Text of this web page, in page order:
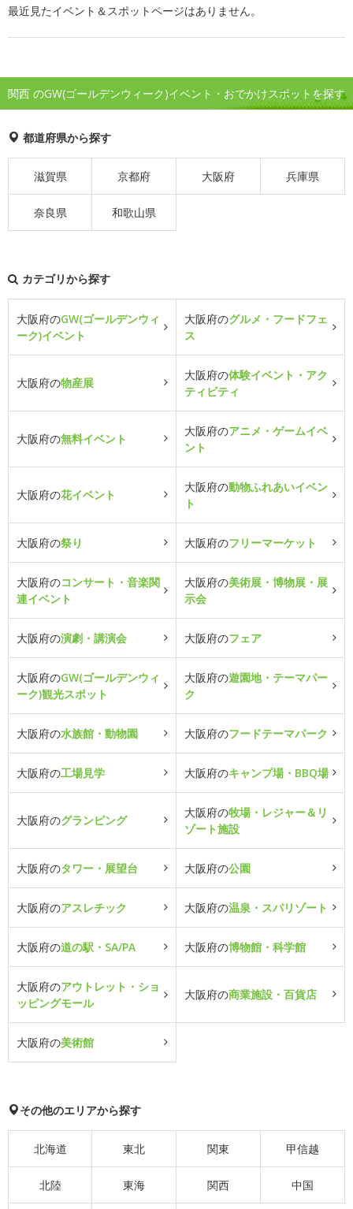
最近見たイベント＆スポットページはありません。
関西 のGW(ゴールデンウィーク)イベント・おでかけスポットを探す
都道府県から探す
滋賀県 京都府 大阪府 兵庫県
奈良県 和歌山県
カテゴリから探す
大阪府のGW(ゴールデンウィ
ーク)イベント
大阪府のグルメ・フードフェ
ス
大阪府の物産展
大阪府の体験イベント・アク
ティビティ
大阪府の無料イベント
大阪府のアニメ・ゲームイベ
ント
大阪府の花イベント
大阪府の動物ふれあいイベン
ト
大阪府の祭り 大阪府のフリーマーケット
大阪府のコンサート・音楽関
連イベント
大阪府の美術展・博物展・展
示会
大阪府の演劇・講演会 大阪府のフェア
大阪府のGW(ゴールデンウィ
ーク)観光スポット
大阪府の遊園地・テーマパー
ク
大阪府の水族館・動物園 大阪府のフードテーマパーク
大阪府の工場見学 大阪府のキャンプ場・BBQ場
大阪府のグランピング
大阪府の牧場・レジャー＆リ
ゾート施設
大阪府のタワー・展望台 大阪府の公園
大阪府のアスレチック 大阪府の温泉・スパリゾート
大阪府の道の駅・SA/PA 大阪府の博物館・科学館
大阪府のアウトレット・ショ
ッピングモール
大阪府の商業施設・百貨店
大阪府の美術館
その他のエリアから探す
北海道 東北 関東 甲信越
北陸 東海 関西 中国